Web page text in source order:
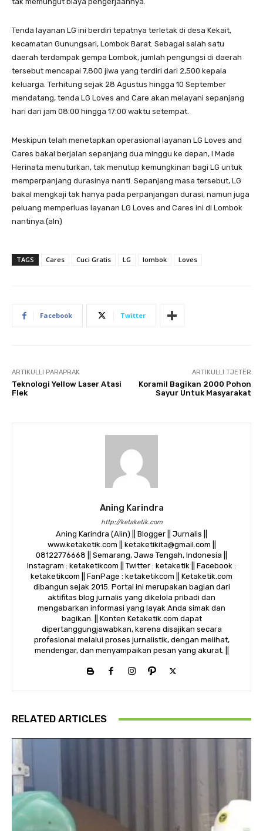
Tenda layanan LG ini berdiri tepatnya terletak di desa Kekait,
kecamatan Gunungsari, Lombok Barat. Sebagai salah satu
daerah terdampak gempa Lombok, jumlah pengungsi di daerah
tersebut mencapai 7,800 jiwa yang terdiri dari 2,500 kepala
keluarga. Terhitung sejak 28 Agustus hingga 10 September
mendatang, tenda LG Loves and Care akan melayani sepanjang
hari dari jam 08:00 hingga 17:00 waktu setempat.
Meskipun telah menetapkan operasional layanan LG Loves and
Cares bakal berjalan sepanjang dua minggu ke depan, I Made
Herinata menuturkan, tak menutup kemungkinan bagi LG untuk
memperpanjang durasinya nanti. Sepanjang masa tersebut, LG
bakal mengkaji tak hanya pada perpanjangan durasi, namun juga
peluang memperluas layanan LG Loves and Cares ini di Lombok
nantinya.(aln)
TAGS Cares Cuci Gratis LG lombok Loves
Facebook Twitter
ARTIKULLI PARAPRAK
Teknologi Yellow Laser Atasi
Flek
ARTIKULLI TJETËR
Koramil Bagikan 2000 Pohon
Sayur Untuk Masyarakat
Aning Karindra
http://ketaketik.com
Aning Karindra (Alin) || Blogger || Jurnalis ||
www.ketaketik.com || ketaketikita@gmail.com ||
08122776668 || Semarang, Jawa Tengah, Indonesia ||
Instagram : ketaketikcom || Twitter : ketaketik || Facebook :
ketaketikcom || FanPage : ketaketikcom || Ketaketik.com
dibangun sejak 2015. Portal ini merupakan bagian dari
aktifitas blog jurnalis yang dikelola pribadi dan
mengabarkan informasi yang layak Anda simak dan
bagikan. || Konten Ketaketik.com dapat
dipertanggungjawabkan, karena disajikan secara
profesional melalui proses jurnalistik, dengan melihat,
mendengar, dan menyampaikan pesan yang akurat. ||
RELATED ARTICLES